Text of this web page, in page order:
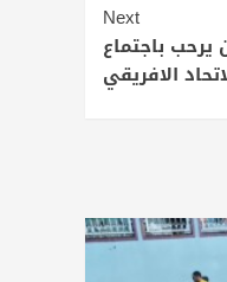
Next
باجتماع
الافريقي